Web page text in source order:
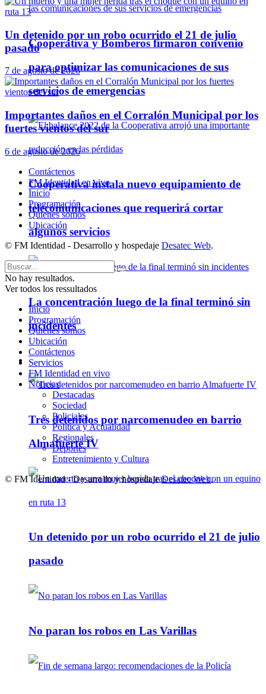
Cooperativa y Bomberos firmaron convenio
para optimizar las comunicaciones de sus
servicios de emergencias
Cooperativa instala nuevo equipamiento de
telecomunicaciones que requerirá cortar
algunos servicios
La concentración luego de la final terminó sin
incidentes
Policiales
Tres detenidos por narcomenudeo en barrio
Almafuerte IV
Un detenido por un robo ocurrido el 21 de julio
pasado
No paran los robos en Las Varillas
Un detenido por un robo ocurrido el 21 de julio
pasado
7 de agosto de 2026
Importantes daños en el Corralón Municipal por los
fuertes vientos del sur
6 de agosto de 2026
Contáctenos
FM Identidad en vivo
Inicio
Programación
Quienes somos
Ubicación
© FM Identidad - Desarrollo y hospedaje Desatec Web.
No hay resultados.
Ver todos los ressultados
Inicio
Programación
Quienes somos
Ubicación
Contáctenos
Servicios
FM Identidad en vivo
Noticias
Destacadas
Sociedad
Policiales
Política y Actualidad
Regionales
Deportes
Entretenimiento y Cultura
© FM Identidad - Desarrollo y hospedajeDesatec Web.